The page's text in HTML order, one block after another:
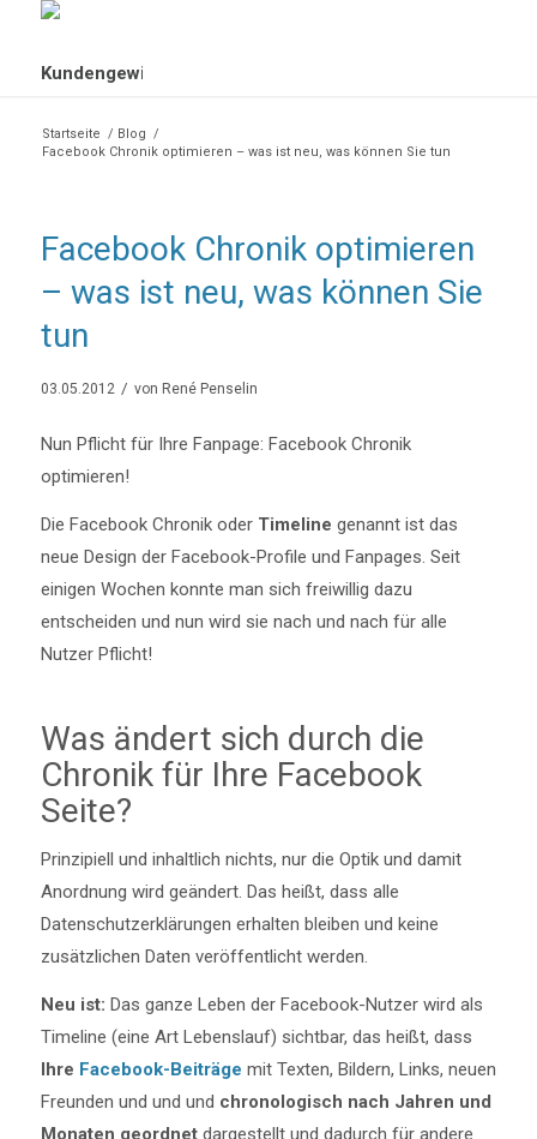
Startseite / Blog /
Facebook Chronik optimieren – was ist neu, was können Sie tun
Facebook Chronik optimieren
– was ist neu, was können Sie
tun
03.05.2012 / von René Penselin
Nun Pflicht für Ihre Fanpage: Facebook Chronik
optimieren!
Die Facebook Chronik oder Timeline genannt ist das
neue Design der Facebook-Profile und Fanpages. Seit
einigen Wochen konnte man sich freiwillig dazu
entscheiden und nun wird sie nach und nach für alle
Nutzer Pflicht!
Was ändert sich durch die
Chronik für Ihre Facebook
Seite?
Prinzipiell und inhaltlich nichts, nur die Optik und damit
Anordnung wird geändert. Das heißt, dass alle
Datenschutzerklärungen erhalten bleiben und keine
zusätzlichen Daten veröffentlicht werden.
Neu ist: Das ganze Leben der Facebook-Nutzer wird als
Timeline (eine Art Lebenslauf) sichtbar, das heißt, dass
Ihre Facebook-Beiträge mit Texten, Bildern, Links, neuen
Freunden und und und chronologisch nach Jahren und
Monaten geordnetdargestellt und dadurch für andere